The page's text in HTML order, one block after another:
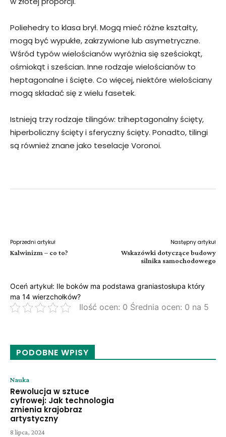
Poliehedry to klasa brył. Mogą mieć różne kształty,
mogą być wypukłe, zakrzywione lub asymetryczne.
Wśród typów wielościanów wyróżnia się sześciokąt,
ośmiokąt i sześcian. Inne rodzaje wielościanów to
heptagonalne i ścięte. Co więcej, niektóre wielościany
mogą składać się z wielu fasetek.
Istnieją trzy rodzaje tilingów: triheptagonalny ścięty,
hiperboliczny ścięty i sferyczny ścięty. Ponadto, tilingi
są również znane jako teselacje Voronoi.
Poprzedni artykuł
Kalwinizm – co to?
Następny artykuł
Wskazówki dotyczące budowy
silnika samochodowego
Oceń artykuł: Ile boków ma podstawa graniastosłupa który
ma 14 wierzchołków?
Ilość ocen: 0 Średnia ocen: 0 na 5
PODOBNE WPISY
Nauka
Rewolucja w sztuce
cyfrowej: Jak technologia
zmienia krajobraz
artystyczny
8 lipca, 2024